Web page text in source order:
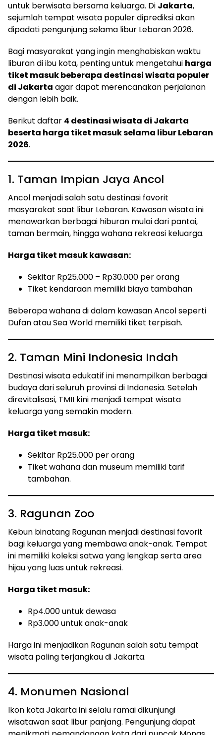
untuk berwisata bersama keluarga. Di Jakarta,
sejumlah tempat wisata populer diprediksi akan
dipadati pengunjung selama libur Lebaran 2026.
Bagi masyarakat yang ingin menghabiskan waktu
liburan di ibu kota, penting untuk mengetahui harga
tiket masuk beberapa destinasi wisata populer
di Jakarta agar dapat merencanakan perjalanan
dengan lebih baik.
Berikut daftar 4 destinasi wisata di Jakarta
beserta harga tiket masuk selama libur Lebaran
2026.
1. Taman Impian Jaya Ancol
Ancol menjadi salah satu destinasi favorit
masyarakat saat libur Lebaran. Kawasan wisata ini
menawarkan berbagai hiburan mulai dari pantai,
taman bermain, hingga wahana rekreasi keluarga.
Harga tiket masuk kawasan:
Sekitar Rp25.000 – Rp30.000 per orang
Tiket kendaraan memiliki biaya tambahan
Beberapa wahana di dalam kawasan Ancol seperti
Dufan atau Sea World memiliki tiket terpisah.
2. Taman Mini Indonesia Indah
Destinasi wisata edukatif ini menampilkan berbagai
budaya dari seluruh provinsi di Indonesia. Setelah
direvitalisasi, TMII kini menjadi tempat wisata
keluarga yang semakin modern.
Harga tiket masuk:
Sekitar Rp25.000 per orang
Tiket wahana dan museum memiliki tarif
tambahan.
3. Ragunan Zoo
Kebun binatang Ragunan menjadi destinasi favorit
bagi keluarga yang membawa anak-anak. Tempat
ini memiliki koleksi satwa yang lengkap serta area
hijau yang luas untuk rekreasi.
Harga tiket masuk:
Rp4.000 untuk dewasa
Rp3.000 untuk anak-anak
Harga ini menjadikan Ragunan salah satu tempat
wisata paling terjangkau di Jakarta.
4. Monumen Nasional
Ikon kota Jakarta ini selalu ramai dikunjungi
wisatawan saat libur panjang. Pengunjung dapat